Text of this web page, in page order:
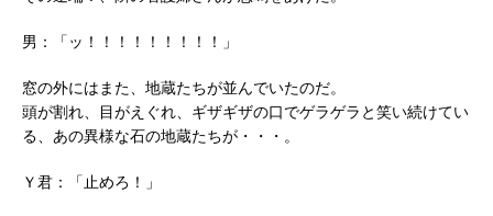
男：「ッ！！！！！！！！！」
窓の外にはまた、地蔵たちが並んでいたのだ。
頭が割れ、目がえぐれ、ギザギザの口でゲラゲラと笑い続けてい
る、あの異様な石の地蔵たちが・・・。
Ｙ君：「止めろ！」